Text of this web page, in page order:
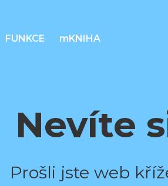
FUNKCE mKNIHA
Nevíte
Prošli jste web